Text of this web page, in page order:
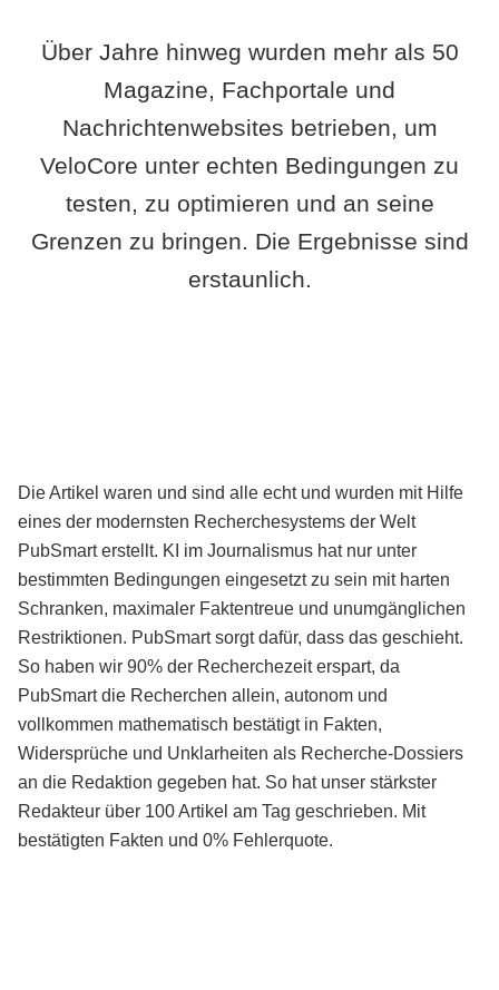
Über Jahre hinweg wurden mehr als 50
Magazine, Fachportale und
Nachrichtenwebsites betrieben, um
VeloCore unter echten Bedingungen zu
testen, zu optimieren und an seine
Grenzen zu bringen. Die Ergebnisse sind
erstaunlich.
Die Artikel waren und sind alle echt und wurden mit Hilfe
eines der modernsten Recherchesystems der Welt
PubSmart erstellt. KI im Journalismus hat nur unter
bestimmten Bedingungen eingesetzt zu sein mit harten
Schranken, maximaler Faktentreue und unumgänglichen
Restriktionen. PubSmart sorgt dafür, dass das geschieht.
So haben wir 90% der Recherchezeit erspart, da
PubSmart die Recherchen allein, autonom und
vollkommen mathematisch bestätigt in Fakten,
Widersprüche und Unklarheiten als Recherche-Dossiers
an die Redaktion gegeben hat. So hat unser stärkster
Redakteur über 100 Artikel am Tag geschrieben. Mit
bestätigten Fakten und 0% Fehlerquote.